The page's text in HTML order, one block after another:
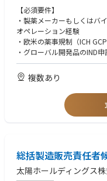
・臨床開発戦略の立案
・早期臨床開発計画の作成
・治験実施計画書作成
・治験の実施
・総括報告書作成
※ご経験・スキルにより、
Natick, MA 01760 USA）の
【必須要件】
・製薬メーカーもしくはバ
オペレーション経験
・欧米の薬事規制（ICH
・グローバル開発品のIND
・FDAおよびKOLs との
話会議が問題ない英語力
複数あり
総括製造販売責任者
太陽ホールディングス